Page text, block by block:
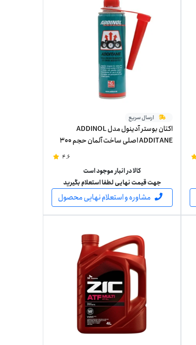
ارسال سریع
اکتان بوستر آدینول مدل ADDINOL
ADDITANE اصلی ساخت آلمان حجم 300
4.6
کالا در انبار موجود است
جهت قیمت نهایی لطفا استعلام بگیرید
مشاوره و استعلام نهایی محصول